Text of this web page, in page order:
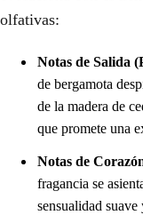
olfativas:
Notas de Salida
de bergamota
de la madera de
que promete una
Notas de
fragancia se
sensualidad